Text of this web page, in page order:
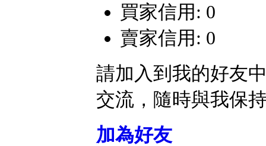
買家信用: 0
賣家信用: 0
請加入到我的好友
交流，隨時與我保
加為好友